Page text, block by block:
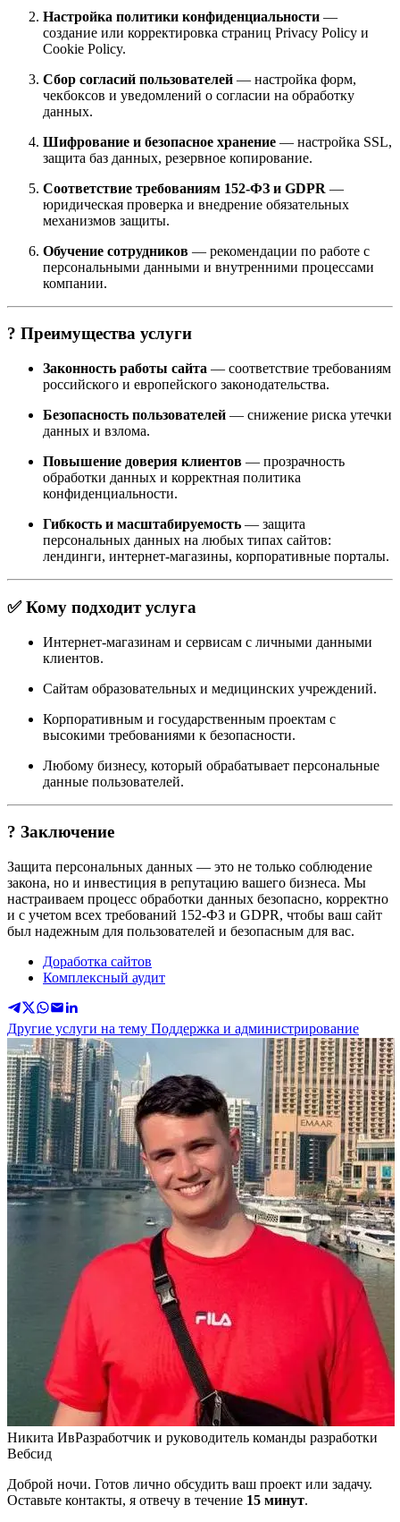
Настройка политики конфиденциальности —
создание или корректировка страниц Privacy Policy и
Cookie Policy.
Сбор согласий пользователей — настройка форм,
чекбоксов и уведомлений о согласии на обработку
данных.
Шифрование и безопасное хранение — настройка SSL,
защита баз данных, резервное копирование.
Соответствие требованиям 152-ФЗ и GDPR —
юридическая проверка и внедрение обязательных
механизмов защиты.
Обучение сотрудников — рекомендации по работе с
персональными данными и внутренними процессами
компании.
? Преимущества услуги
Законность работы сайта — соответствие требованиям
российского и европейского законодательства.
Безопасность пользователей — снижение риска утечки
данных и взлома.
Повышение доверия клиентов — прозрачность
обработки данных и корректная политика
конфиденциальности.
Гибкость и масштабируемость — защита
персональных данных на любых типах сайтов:
лендинги, интернет-магазины, корпоративные порталы.
✅ Кому подходит услуга
Интернет-магазинам и сервисам с личными данными
клиентов.
Сайтам образовательных и медицинских учреждений.
Корпоративным и государственным проектам с
высокими требованиями к безопасности.
Любому бизнесу, который обрабатывает персональные
данные пользователей.
? Заключение
Защита персональных данных — это не только соблюдение
закона, но и инвестиция в репутацию вашего бизнеса. Мы
настраиваем процесс обработки данных безопасно, корректно
и с учетом всех требований 152-ФЗ и GDPR, чтобы ваш сайт
был надежным для пользователей и безопасным для вас.
Доработка сайтов
Комплексный аудит
Другие услуги на тему Поддержка и администрирование
Никита ИвРазработчик и руководитель команды разработки
Вебсид
Доброй ночи. Готов лично обсудить ваш проект или задачу.
Оставьте контакты, я отвечу в течение 15 минут.